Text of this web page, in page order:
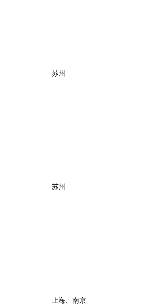
苏州
苏州
上海、南京